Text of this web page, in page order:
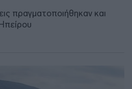
πραγματοποιήθηκαν και